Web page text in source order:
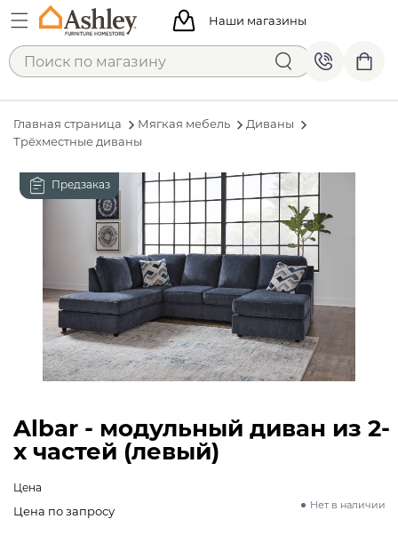
Наши магазины
Главная страница Мягкая мебель
Диваны
Трёхместные диваны
Предзаказ
Albar - модульный диван из 2-
х частей (левый)
Цена
Нет в наличии
Цена по запросу